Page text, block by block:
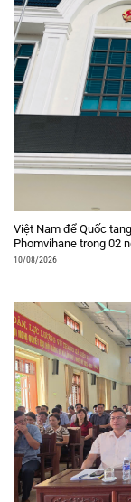
Việt Nam để Quốc
Phomvihane trong 02
10/08/2026